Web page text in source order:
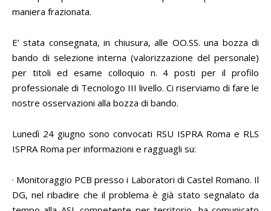
maniera frazionata.
E’ stata consegnata, in chiusura, alle OO.SS. una bozza di
bando di selezione interna (valorizzazione del personale)
per titoli ed esame colloquio n. 4 posti per il profilo
professionale di Tecnologo III livello. Ci riserviamo di fare le
nostre osservazioni alla bozza di bando.
Lunedì 24 giugno sono convocati RSU ISPRA Roma e RLS
ISPRA Roma per informazioni e ragguagli su:
· Monitoraggio PCB presso i Laboratori di Castel Romano. Il
DG, nel ribadire che il problema è già stato segnalato da